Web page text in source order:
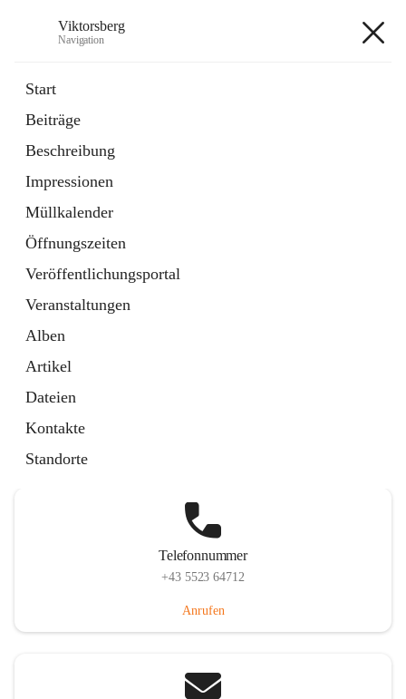
Viktorsberg
Navigation
Start
Beiträge
Beschreibung
Impressionen
Müllkalender
Öffnungszeiten
Veröffentlichungsportal
Veranstaltungen
Alben
Artikel
Dateien
Kontakte
Standorte
1 Schnellzugriff
Bürgerservice
10 Schnellzugriffe
Telefonnummer
+43 5523 64712
Anrufen